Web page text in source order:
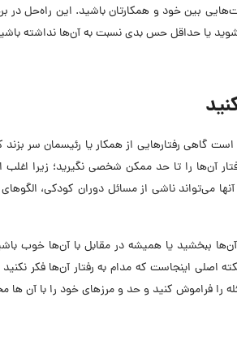
بین خود و همکارتان باشید. این راه‌حل
یا حداقل حس بدی نسبت به آن‌ها نداشته
گاهی رفتارهایی از همکار یا رئیسمان سر
آن‌ها را تا حد ممکن شخصی نگیرید؛ زیرا
آنها می‌تواند ناشی از مسائل دوران کودکی،
ببخشید یا همیشه در مقابل با آن‌ها خوب
اینجاست که مدام به رفتار آن‌ها فکر نکنید
را فراموش کنید و حد و مرزهای خود را با آن